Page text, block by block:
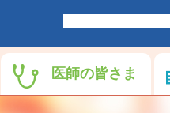
医師の皆さま